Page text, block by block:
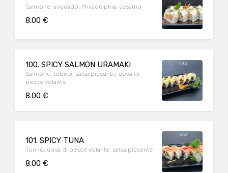
Salmone, avocado, Philadelphia, sesamo
8.00 €
100. SPICY SALMON URAMAKI
Salmone, tobiko, salsa piccante, uova di
pesce volante
8.00 €
101. SPICY TUNA
Tonno, uova di pesce volante, salsa piccante
8.00 €